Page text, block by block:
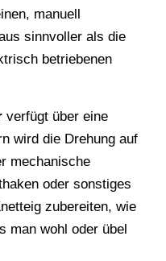
manuell
sinnvoller als die
betriebenen
verfügt über eine
wird die Drehung auf
mechanische
oder sonstiges
zubereiten, wie
man wohl oder übel